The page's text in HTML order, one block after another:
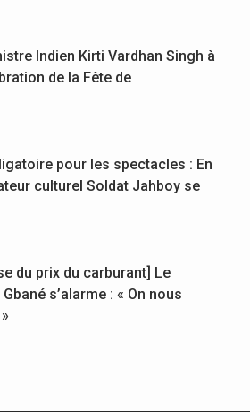
Indien Kirti Vardhan Singh à
de la Fête de
pour les spectacles : En
culturel Soldat Jahboy se
du prix du carburant] Le
s’alarme : « On nous